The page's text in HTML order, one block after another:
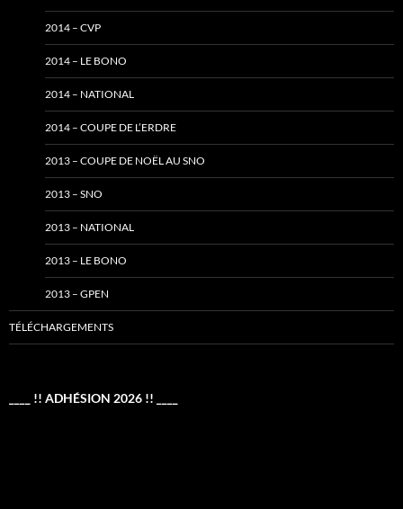
2014 – CVP
2014 – LE BONO
2014 – NATIONAL
2014 – COUPE DE L’ERDRE
2013 – COUPE DE NOËL AU SNO
2013 – SNO
2013 – NATIONAL
2013 – LE BONO
2013 – GPEN
TÉLÉCHARGEMENTS
____ !! ADHÉSION 2026 !! ____